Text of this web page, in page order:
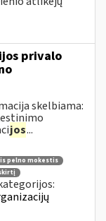
privalo
skelbiama:
jos...
pelno mokestis